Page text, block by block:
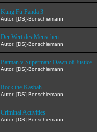
Kung Fu Panda 3
Autor: [DS]-Bonschiemann
Der Wert des Menschen
Autor: [DS]-Bonschiemann
Batman v Superman: Dawn of Justice
Autor: [DS]-Bonschiemann
Rock the Kasbah
Autor: [DS]-Bonschiemann
Criminal Activities
Autor: [DS]-Bonschiemann